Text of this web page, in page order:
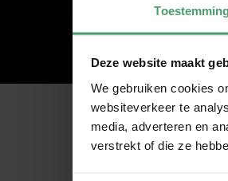
Deze website maakt
We gebruiken cookies
websiteverkeer te
media, adverteren en
verstrekt of die ze